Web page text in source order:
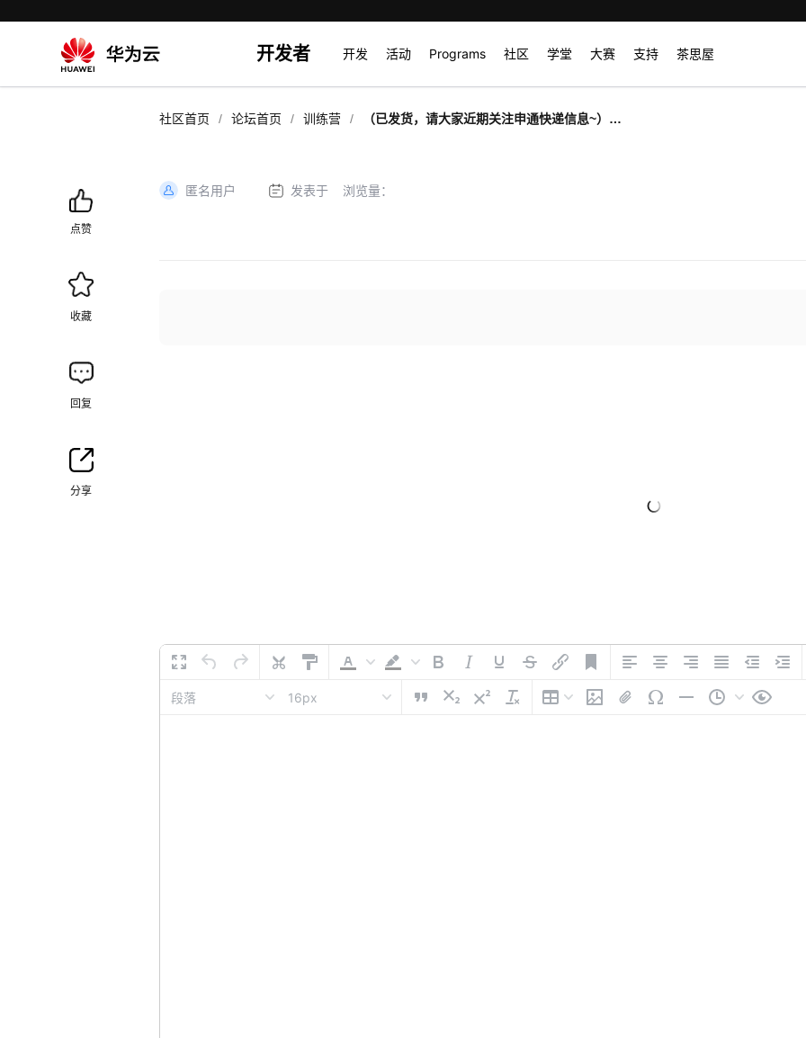
开发者 开发 活动 Programs 社区 学堂 大赛 支持 茶思屋
社区首页 / 论坛首页 / 训练营 /
（已发货，请大家近期关注申通快递信息~）
点赞
收藏
回复
分享
匿名用户 发表于 浏览量：
段落 16px